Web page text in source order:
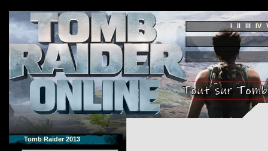
I II III IV
Tomb Raider 2013